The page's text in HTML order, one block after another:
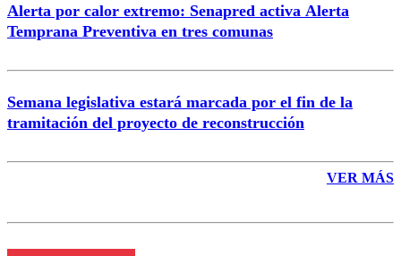
Alerta por calor extremo: Senapred activa Alerta
Temprana Preventiva en tres comunas
Semana legislativa estará marcada por el fin de la
tramitación del proyecto de reconstrucción
VER MÁS